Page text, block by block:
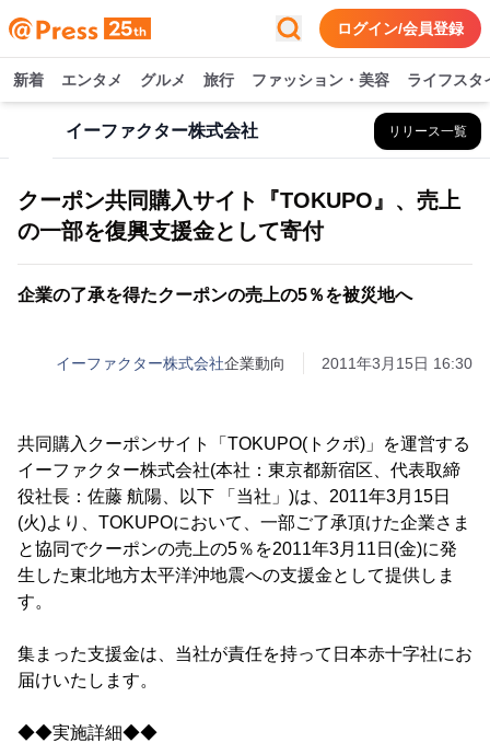
ログイン/会員登録
新着 エンタメ グルメ 旅行 ファッション・美容 ライフスタ
イーファクター株式会社 リリース一覧
クーポン共同購入サイト『TOKUPO』、売上
の一部を復興支援金として寄付
企業の了承を得たクーポンの売上の5％を被災地へ
イーファクター株式会社企業動向 2011年3月15日 16:30
共同購入クーポンサイト「TOKUPO(トクポ)」を運営する
イーファクター株式会社(本社：東京都新宿区、代表取締
役社長：佐藤 航陽、以下 「当社」)は、2011年3月15日
(火)より、TOKUPOにおいて、一部ご了承頂けた企業さま
と協同でクーポンの売上の5％を2011年3月11日(金)に発
生した東北地方太平洋沖地震への支援金として提供しま
す。
集まった支援金は、当社が責任を持って日本赤十字社にお
届けいたします。
◆◆実施詳細◆◆